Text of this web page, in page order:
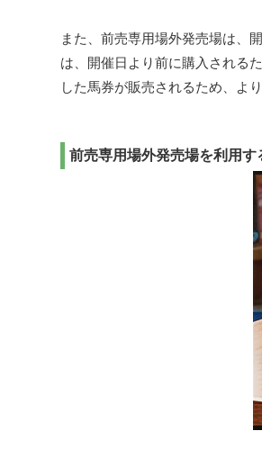
また、前売専用場外発売場は、
は、開催日より前に購入される
した馬券が販売されるため、よ
前売専用場外発売場を利用す